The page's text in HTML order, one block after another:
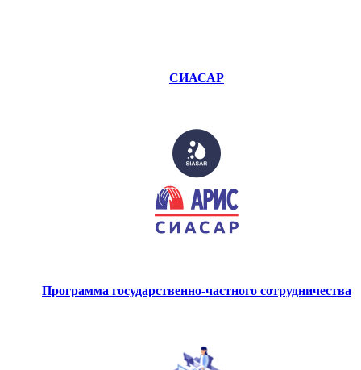
СИАСАР
Программа государственно-частного сотрудничества